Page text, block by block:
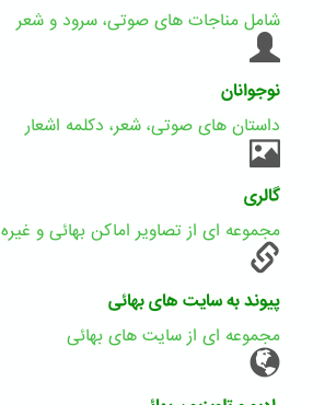
شامل مناجات های صوتی، سرود و شعر
نوجوانان
داستان های صوتی، شعر، دکلمه اشعار
گالری
مجموعه ای از تصاویر اماکن بهائی و غیره
پیوند به سایت های بهائی
مجموعه ای از سایت های بهائی